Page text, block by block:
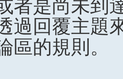
者是尚未到
過回覆主題
區的規則。